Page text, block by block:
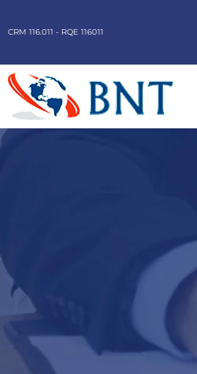
CRM 116.011 - RQE 116011